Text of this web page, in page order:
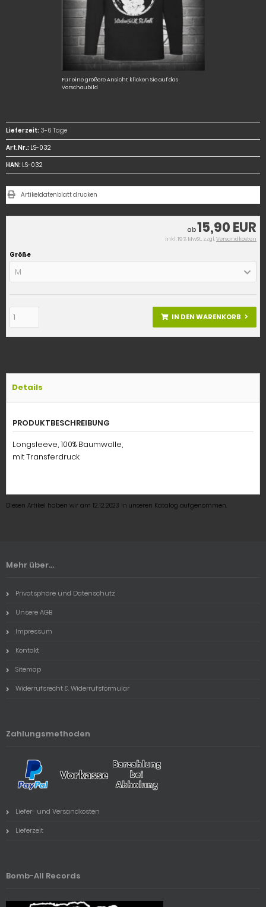
Für eine größere Ansicht klicken Sie auf das
Vorschaubild
ab15,90 EUR
inkl. 19 % MwSt. zzgl.Versandkosten
Größe
M
IN DEN WARENKORB
Lieferzeit: 3-6 Tage
Art.Nr.: LS-032
HAN: LS-032
Artikeldatenblatt drucken
Details
PRODUKTBESCHREIBUNG
Longsleeve, 100% Baumwolle,
mit Transferdruck.
Diesen Artikel haben wir am 12.12.2023 in unseren Katalog aufgenommen.
Mehr über...
Privatsphäre und Datenschutz
Unsere AGB
Impressum
Kontakt
Sitemap
Widerrufsrecht & Widerrufsformular
Zahlungsmethoden
Liefer- und Versandkosten
Lieferzeit
Bomb-All Records